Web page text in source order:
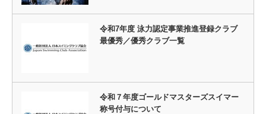
令和7年度 泳力認定事業推進登録クラブ
最優秀／優秀クラブ一覧
令和７年度ゴールドマスターズスイマー
称号付与について